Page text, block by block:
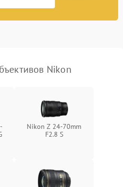
Nikon
Nikon Z 24-70mm
F2.8 S